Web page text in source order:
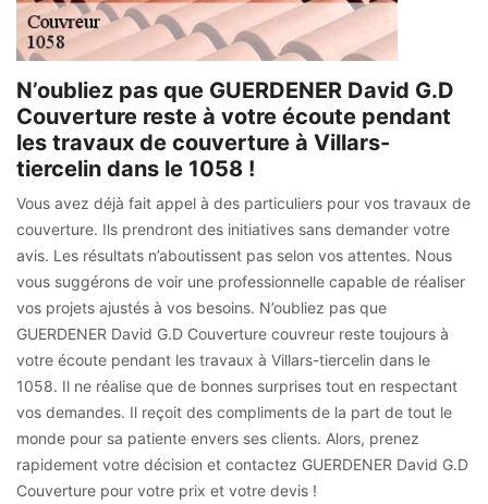
N’oubliez pas que GUERDENER David G.D
Couverture reste à votre écoute pendant
les travaux de couverture à Villars-
tiercelin dans le 1058 !
Vous avez déjà fait appel à des particuliers pour vos travaux de
couverture. Ils prendront des initiatives sans demander votre
avis. Les résultats n’aboutissent pas selon vos attentes. Nous
vous suggérons de voir une professionnelle capable de réaliser
vos projets ajustés à vos besoins. N’oubliez pas que
GUERDENER David G.D Couverture couvreur reste toujours à
votre écoute pendant les travaux à Villars-tiercelin dans le
1058. Il ne réalise que de bonnes surprises tout en respectant
vos demandes. Il reçoit des compliments de la part de tout le
monde pour sa patiente envers ses clients. Alors, prenez
rapidement votre décision et contactez GUERDENER David G.D
Couverture pour votre prix et votre devis !